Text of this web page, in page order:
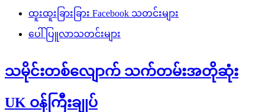
ထူးထူးခြားခြား Facebook သတင်းများ
ပေါ်ပြူလာသတင်းများ
သမိုင်းတစ်လျောက် သက်တမ်းအတိုဆုံး
UK ဝန်ကြီးချုပ်